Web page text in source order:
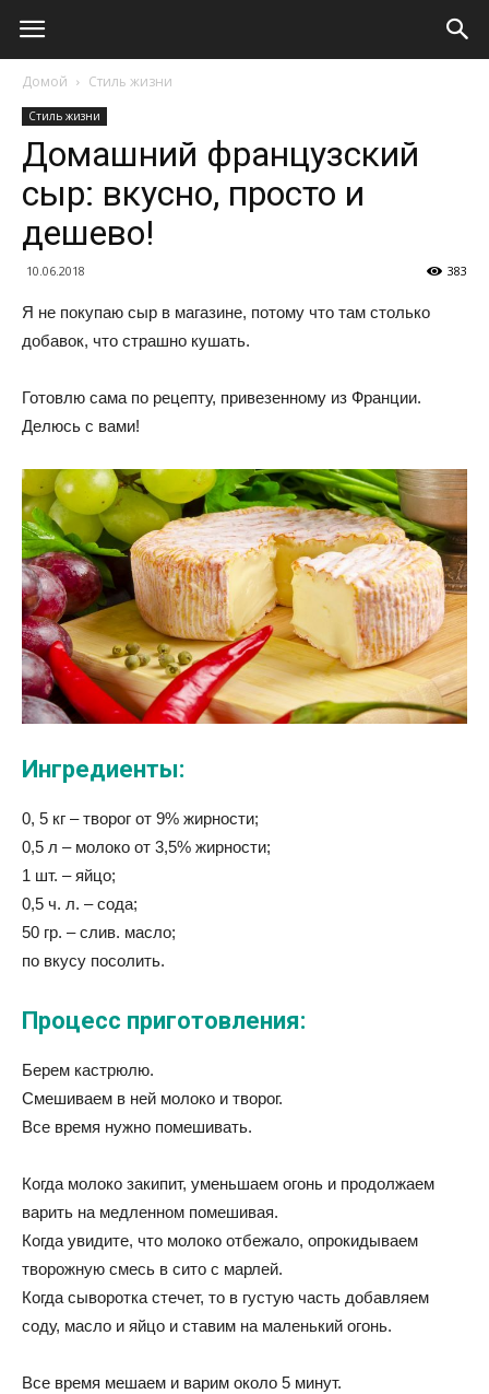
Домой Стиль жизни
Стиль жизни
Домашний французский
сыр: вкусно, просто и
дешево!
10.06.2018 383
Я не покупаю сыр в магазине, потому что там столько
добавок, что страшно кушать.
Готовлю сама по рецепту, привезенному из Франции.
Делюсь с вами!
Ингредиенты:
0, 5 кг – творог от 9% жирности;
0,5 л – молоко от 3,5% жирности;
1 шт. – яйцо;
0,5 ч. л. – сода;
50 гр. – слив. масло;
по вкусу посолить.
Процесс приготовления:
Берем кастрюлю.
Смешиваем в ней молоко и творог.
Все время нужно помешивать.
Когда молоко закипит, уменьшаем огонь и продолжаем
варить на медленном помешивая.
Когда увидите, что молоко отбежало, опрокидываем
творожную смесь в сито с марлей.
Когда сыворотка стечет, то в густую часть добавляем
соду, масло и яйцо и ставим на маленький огонь.
Все время мешаем и варим около 5 минут.